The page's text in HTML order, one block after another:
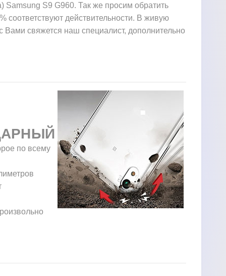
Samsung S9 G960. Так же просим обратить
соответствуют действительности. В живую
Вами свяжется наш специалист, дополнительно
по всему